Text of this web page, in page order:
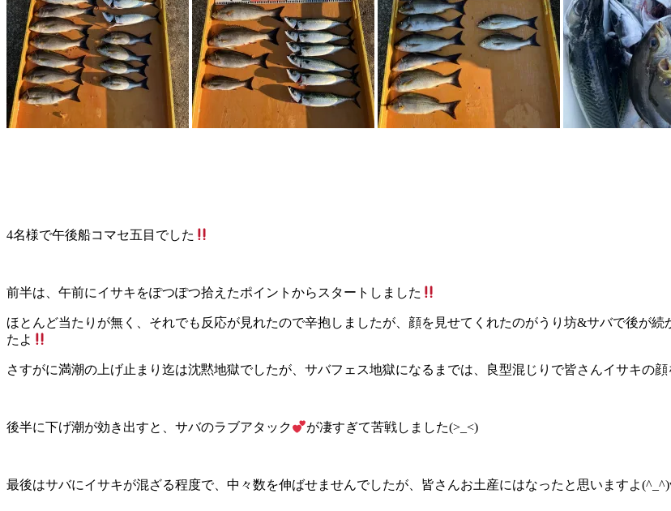
4名様で午後船コマセ五目でした
前半は、午前にイサキをぽつぽつ拾えたポイントからスタートしました
ほとんど当たりが無く、それでも反応が見れたので辛抱しましたが、顔を見せてくれたのがうり坊&サバで後が
たよ
さすがに満潮の上げ止まり迄は沈黙地獄でしたが、サバフェス地獄になるまでは、良型混じりで皆さんイサキの
後半に下げ潮が効き出すと、サバのラブアタック が凄すぎて苦戦しました(>_<)
最後はサバにイサキが混ざる程度で、中々数を伸ばせませんでしたが、皆さんお土産にはなったと思いますよ